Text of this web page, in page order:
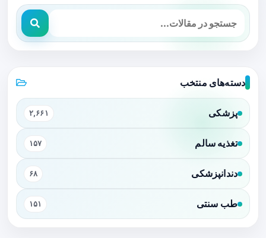
دسته‌های منتخب
پزشکی ۲,۶۶۱
تغذیه سالم ۱۵۷
دندانپزشکی ۶۸
طب سنتی ۱۵۱